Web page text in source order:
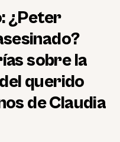
¿Peter
sobre la
querido
de Claudia